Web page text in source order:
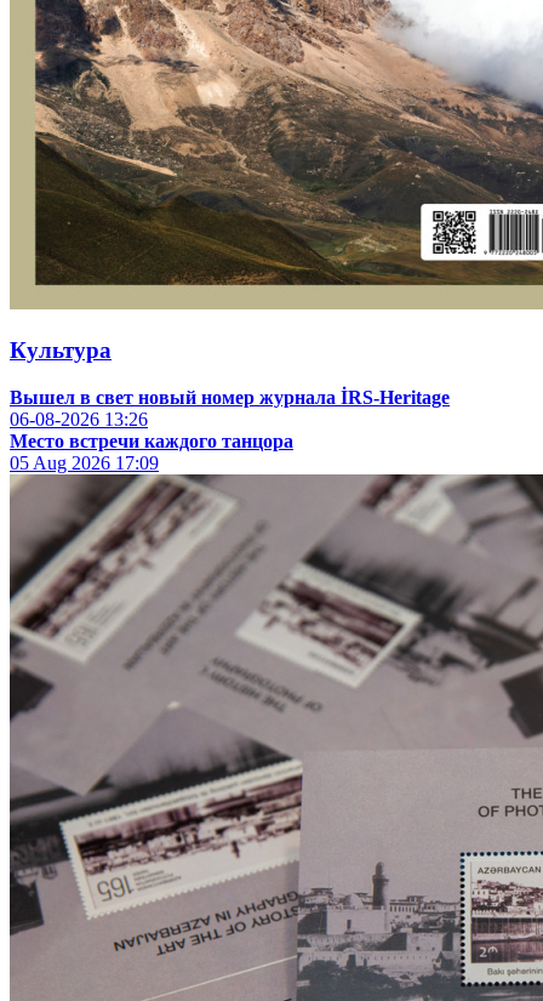
Культура
Вышел в свет новый номер журнала İRS-Heritage
06-08-2026 13:26
Место встречи каждого танцора
05 Aug 2026 17:09